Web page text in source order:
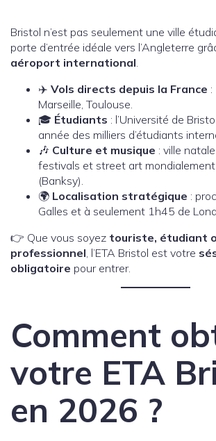
Bristol n’est pas seulement une ville
porte d’entrée idéale vers l’Angleterre
aéroport international.
✈️ Vols directs depuis la France
Marseille, Toulouse.
🎓 Étudiants : l’Université de
année des milliers d’étudiants
🎶 Culture et musique : ville
festivals et street art
(Banksy).
🌍 Localisation stratégique :
Galles et à seulement 1h45 de
👉 Que vous soyez touriste, étudiant
professionnel, l’ETA Bristol est votre
obligatoire pour entrer.
Comment
votre ETA
en 2026 ?